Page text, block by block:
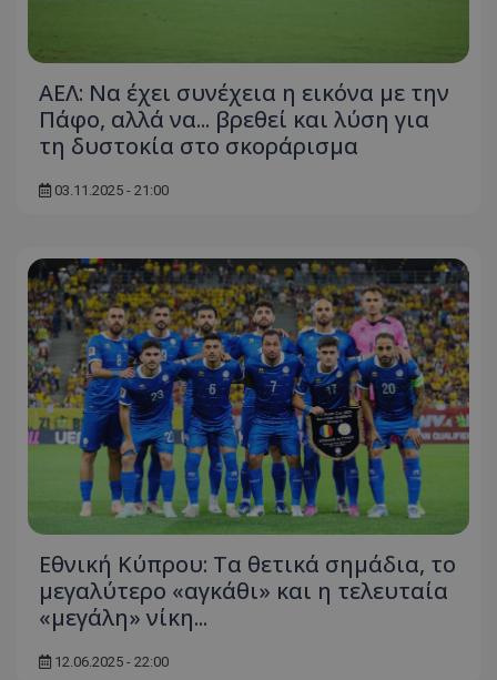
ΑΕΛ: Να έχει συνέχεια η εικόνα με την
Πάφο, αλλά να... βρεθεί και λύση για
τη δυστοκία στο σκοράρισμα
03.11.2025 - 21:00
Εθνική Κύπρου: Τα θετικά σημάδια, το
μεγαλύτερο «αγκάθι» και η τελευταία
«μεγάλη» νίκη...
12.06.2025 - 22:00